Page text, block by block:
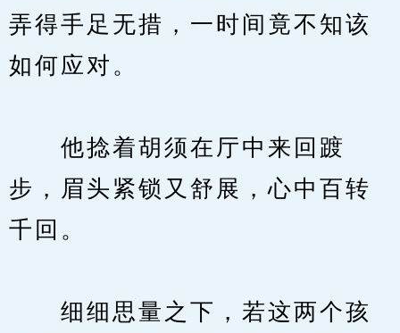
弄得手足无措，一时间竟不知该
如何应对。
他捻着胡须在厅中来回踱
步，眉头紧锁又舒展，心中百转
千回。
细细思量之下，若这两个孩